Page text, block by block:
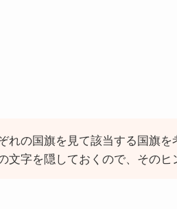
れの国旗を見て該当する国旗を
文字を隠しておくので、その